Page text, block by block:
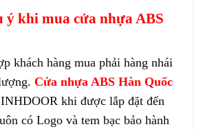
ý khi mua cửa nhựa ABS
khách hàng mua phải hàng nhái
Cửa nhựa ABS Hàn Quốc
khi được lắp đặt đến
có Logo và tem bạc bảo hành